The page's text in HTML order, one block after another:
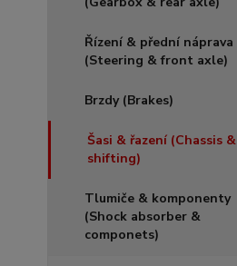
Řízení & přední náprava
(Steering & front axle)
Brzdy (Brakes)
Šasi & řazení (Chassis &
shifting)
Tlumiče & komponenty
(Shock absorber &
componets)